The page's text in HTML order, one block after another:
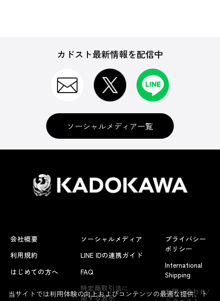
カドスト最新情報を配信中
ソーシャルメディア一覧
会社概要
利用規約
はじめての方へ
ソーシャルメディア
LINE IDの連携ガイド
FAQ
特定商取引法に
関する表示
プライバシー
ポリシー
International
Shipping
お問い合わせ/
当サイトでは利用体験の向上およびコンテンツの最適な提供、ト